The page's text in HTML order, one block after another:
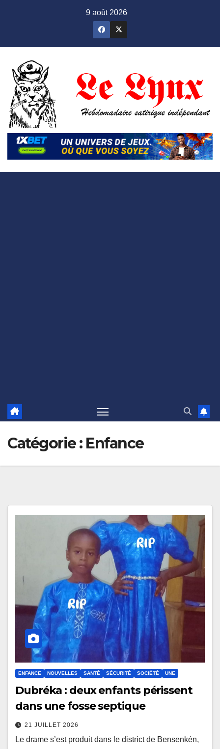
9 août 2026
Catégorie : Enfance
ENFANCE NOUVELLES SANTÉ SÉCURITÉ SOCIÉTÉ UNE
Dubréka : deux enfants périssent
dans une fosse septique
21 JUILLET 2026
Le drame s’est produit dans le district de Bensenkén,